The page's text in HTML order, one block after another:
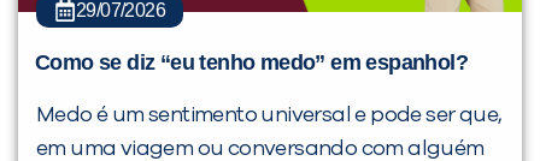
29/07/2026
Como se diz “eu tenho medo” em espanhol?
Medo é um sentimento universal e pode ser que,
em uma viagem ou conversando com alguém